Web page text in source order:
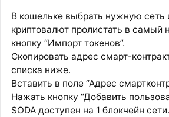
В кошельке выбрать нужную сеть
криптовалют пролистать в самый
кнопку “Импорт токенов”.
Скопировать адрес смарт-
списка ниже.
Вставить в поле “Адрес
Нажать кнопку “Добавить
SODA доступен на 1 блокчейн